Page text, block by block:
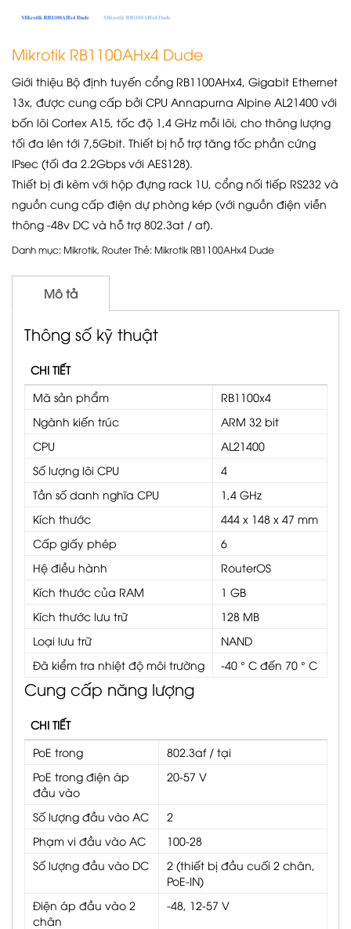
Mikrotik RB1100AHx4 Dude
Giới thiệu Bộ định tuyến cổng RB1100AHx4, Gigabit Ethernet
13x, được cung cấp bởi CPU Annapurna Alpine AL21400 với
bốn lõi Cortex A15, tốc độ 1,4 GHz mỗi lõi, cho thông lượng
tối đa lên tới 7,5Gbit. Thiết bị hỗ trợ tăng tốc phần cứng
IPsec (tối đa 2.2Gbps với AES128).
Thiết bị đi kèm với hộp đựng rack 1U, cổng nối tiếp RS232 và
nguồn cung cấp điện dự phòng kép (với nguồn điện viễn
thông -48v DC và hỗ trợ 802.3at / af).
Danh mục:Mikrotik, RouterThẻ:Mikrotik RB1100AHx4 Dude
Mô tả
Thông số kỹ thuật
CHI TIẾT
Mã sản phẩm
RB1100x4
Ngành kiến ​​trúc
ARM 32 bit
CPU
AL21400
Số lượng lõi CPU
4
Tần số danh nghĩa CPU
1,4 GHz
Kích thước
444 x 148 x 47 mm
Cấp giấy phép
6
Hệ điều hành
RouterOS
Kích thước của RAM
1 GB
Kích thước lưu trữ
128 MB
Loại lưu trữ
NAND
Đã kiểm tra nhiệt độ môi trường
-40 ° C đến 70 ° C
Cung cấp năng lượng
CHI TIẾT
PoE trong
802.3af / tại
PoE trong điện áp
đầu vào
20-57 V
Số lượng đầu vào AC
2
Phạm vi đầu vào AC
100-28
Số lượng đầu vào DC
2 (thiết bị đầu cuối 2 chân,
PoE-IN)
Điện áp đầu vào 2
chân
-48, 12-57 V